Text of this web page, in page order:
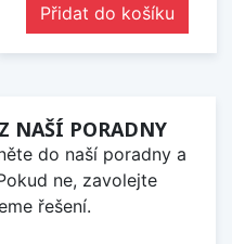
Přidat do košíku
NAŠÍ PORADNY
do naší poradny a
ne, zavolejte
řešení.